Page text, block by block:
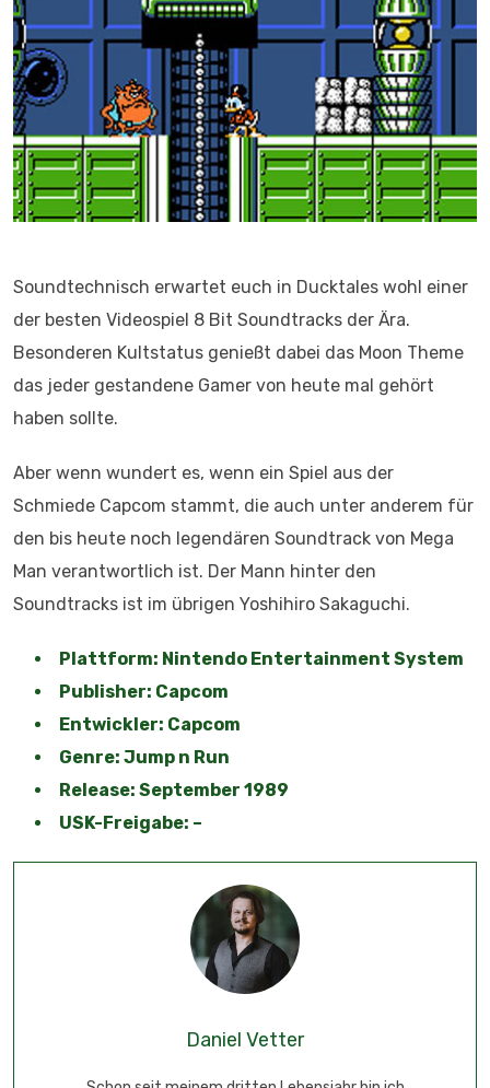
Soundtechnisch erwartet euch in Ducktales wohl einer
der besten Videospiel 8 Bit Soundtracks der Ära.
Besonderen Kultstatus genießt dabei das Moon Theme
das jeder gestandene Gamer von heute mal gehört
haben sollte.
Aber wenn wundert es, wenn ein Spiel aus der
Schmiede Capcom stammt, die auch unter anderem für
den bis heute noch legendären Soundtrack von Mega
Man verantwortlich ist. Der Mann hinter den
Soundtracks ist im übrigen Yoshihiro Sakaguchi.
Plattform: Nintendo Entertainment System
Publisher: Capcom
Entwickler: Capcom
Genre: Jump n Run
Release: September 1989
USK-Freigabe: –
Daniel Vetter